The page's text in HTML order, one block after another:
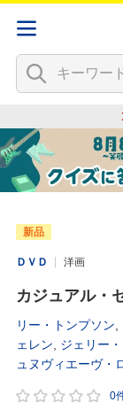
新品
ＤＶＤ 洋画
カジュアル・
リー・トンプソン
ェレン
ジェリー
ュヌヴィエーヴ・
0